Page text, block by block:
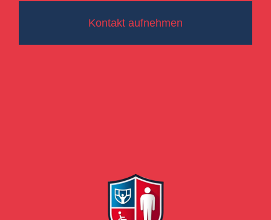
Kontakt aufnehmen